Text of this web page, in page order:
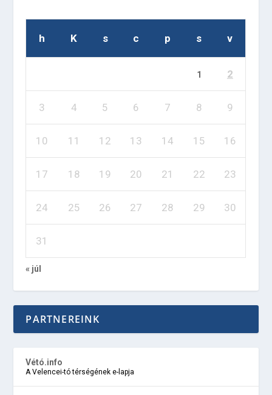
h K s c p s v
1 2
3 4 5 6 7 8 9
10 11 12 13 14 15 16
17 18 19 20 21 22 23
24 25 26 27 28 29 30
31
« júl
PARTNEREINK
Vétó.info
A Velencei-tó térségének e-lapja